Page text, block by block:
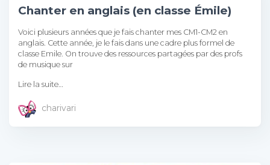
Chanter en anglais (en classe Émile)
Voici plusieurs années que je fais chanter mes CM1-CM2 en
anglais. Cette année, je le fais dans une cadre plus formel de
classe Emile. On trouve des ressources partagées par des profs
de musique sur
Lire la suite…
charivari